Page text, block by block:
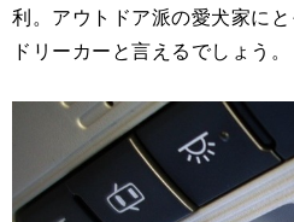
利。アウトドア派の愛犬家に
ドリーカーと言えるでしょう。